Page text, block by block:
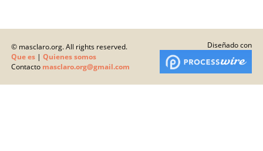
© masclaro.org. All rights reserved.
Que es | Quienes somos
Contacto masclaro.org@gmail.com
Diseñado con